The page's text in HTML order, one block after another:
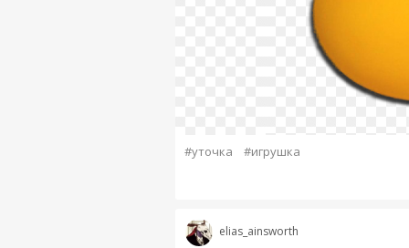
#уточка #игрушка
elias_ainsworth